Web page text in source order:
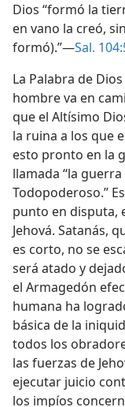
Dios “formó la
en vano la creó,
formó).”—Sal.
La Palabra de
hombre va en
que el Altísimo
la ruina a los que
esto pronto en la
llamada “la
Todopoderoso.”
punto en disputa,
Jehová. Satanás,
es corto, no se
será atado y
el Armagedón
humana ha
básica de la
todos los
las fuerzas de
ejecutar juicio
los impíos